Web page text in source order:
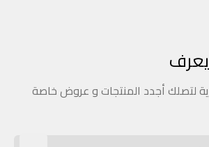
لتصلك أجدد المنتجات و عروض خاصة